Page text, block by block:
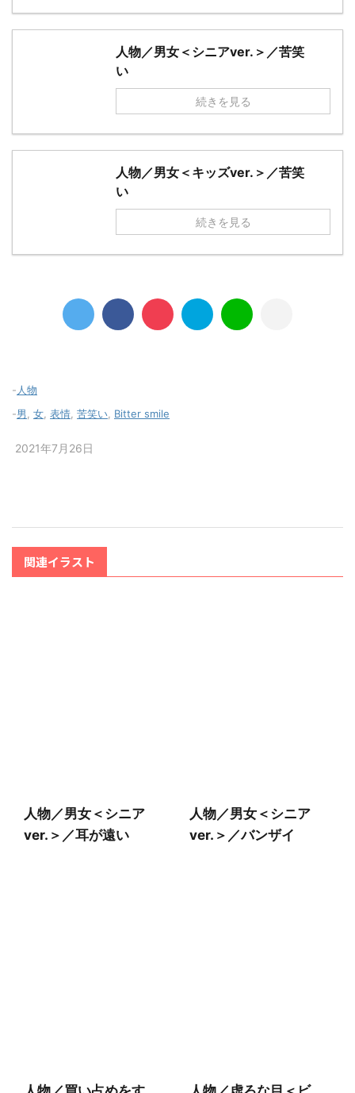
人物／男女＜シニアver.＞／苦笑
い
続きを見る
人物／男女＜キッズver.＞／苦笑
い
続きを見る
- 人物
-男 女 表情 苦笑い Bitter smile
2021年7月26日
関連イラスト
人物／男女＜シニア
ver.＞／耳が遠い
人物／男女＜シニア
ver.＞／バンザイ